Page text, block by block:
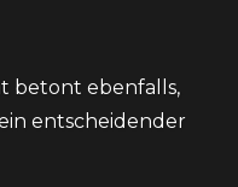
betont ebenfalls,
entscheidender